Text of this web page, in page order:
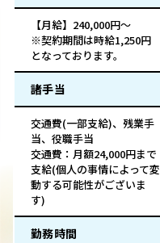
【月給】240,000円～
※契約期間は時給1,250円
となっております。
諸手当
交通費(一部支給)、残業手
当、役職手当
交通費：月額24,000円まで
支給(個人の事情によって変
動する可能性がございま
す)
勤務時間